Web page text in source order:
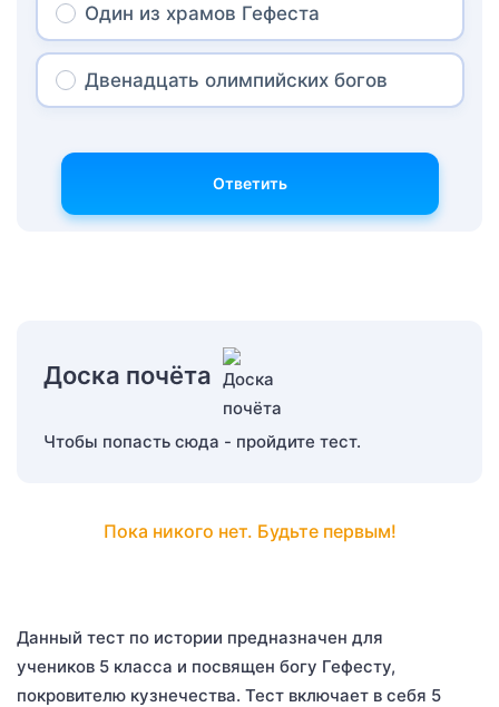
Один из храмов Гефеста
Двенадцать олимпийских богов
Ответить
Доска почёта
Чтобы попасть сюда - пройдите тест.
Пока никого нет. Будьте первым!
Данный тест по истории предназначен для
учеников 5 класса и посвящен богу Гефесту,
покровителю кузнечества. Тест включает в себя 5